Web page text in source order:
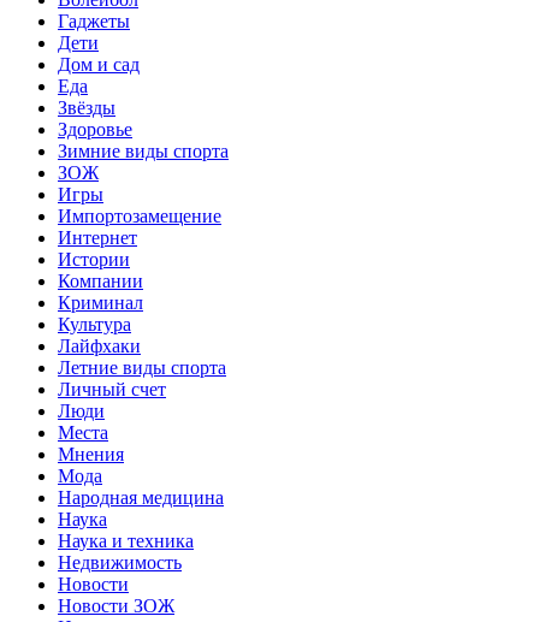
Гаджеты
Дети
Дом и сад
Еда
Звёзды
Здоровье
Зимние виды спорта
ЗОЖ
Игры
Импортозамещение
Интернет
Истории
Компании
Криминал
Культура
Лайфхаки
Летние виды спорта
Личный счет
Люди
Места
Мнения
Мода
Народная медицина
Наука
Наука и техника
Недвижимость
Новости
Новости ЗОЖ